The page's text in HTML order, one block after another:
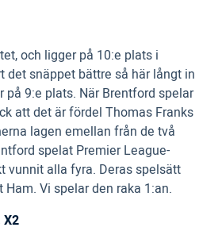
och ligger på 10:e plats i
det snäppet bättre så här långt in
på 9:e plats. När Brentford spelar
att det är fördel Thomas Franks
lagen emellan från de två
spelat Premier League-
vunnit alla fyra. Deras spelsätt
Vi spelar den raka 1:an.
X2